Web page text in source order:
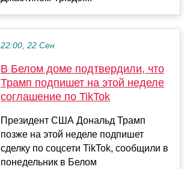
22:00, 22 Сен
В Белом доме подтвердили, что
Трамп подпишет на этой неделе
соглашение по TikTok
Президент США Дональд Трамп
позже на этой неделе подпишет
сделку по соцсети TikTok, сообщили в
понедельник в Белом